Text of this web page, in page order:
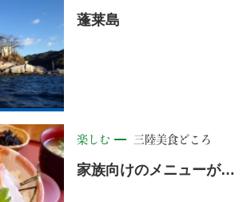
蓬莱島
楽しむ 三陸美食どころ
家族向けのメニューが多い料理店。 漁師の店主が提供する旬の海産物や、県産鶏の唐揚げタルタル定食、角煮定食などおすすめがたくさん。